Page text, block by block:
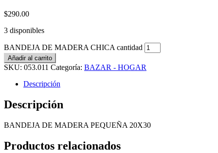
$290.00
3 disponibles
BANDEJA DE MADERA CHICA cantidad
Añadir al carrito
SKU: 053.011 Categoría: BAZAR - HOGAR
Descripción
Descripción
BANDEJA DE MADERA PEQUEÑA 20X30
Productos relacionados